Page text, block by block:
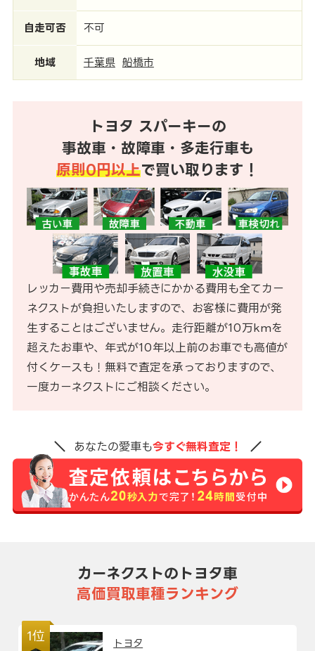
自走可否 不可
地域 千葉県 船橋市
トヨタ スパーキーの
事故車・故障車・多走行車も
原則0円以上で買い取ります！
レッカー費用や売却手続きにかかる費用も全てカー
ネクストが負担いたしますので、お客様に費用が発
生することはございません。走行距離が10万kmを
超えたお車や、年式が10年以上前のお車でも高値が
付くケースも！無料で査定を承っておりますので、
一度カーネクストにご相談ください。
あなたの愛車も今すぐ無料査定！
カーネクストのトヨタ車
高価買取車種ランキング
1位
トヨタ